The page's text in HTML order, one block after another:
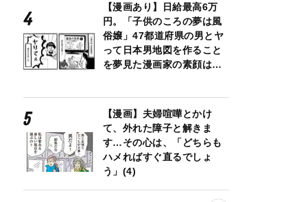
【漫画あり】日給最高6万
円。「子供のころの夢は風
俗嬢」47都道府県の男とヤ
って日本男地図を作ること
を夢見た漫画家の素顔は…
【漫画】夫婦喧嘩とかけ
て、外れた障子と解きま
す…その心は、「どちらも
ハメればすぐ直るでしょ
う」(4)